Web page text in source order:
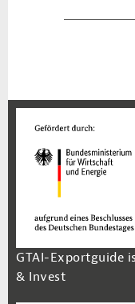
GTAI-Exportguide
& Invest